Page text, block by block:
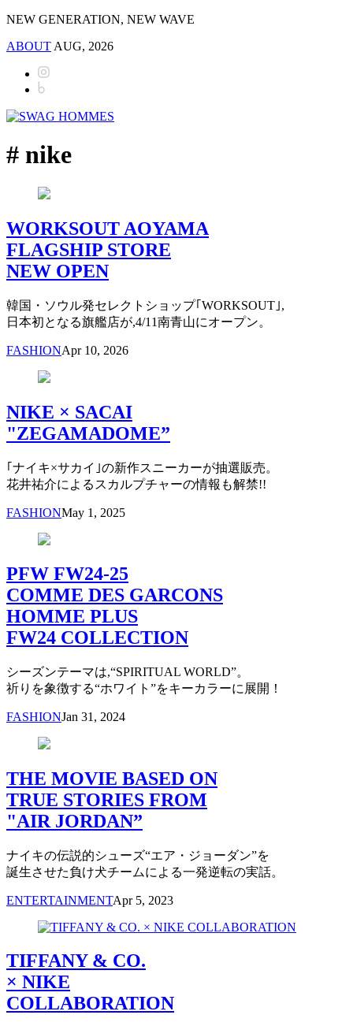
NEW GENERATION, NEW WAVE
ABOUT AUG, 2026
# nike
WORKSOUT AOYAMA
FLAGSHIP STORE
NEW OPEN
韓国・ソウル発セレクトショップ｢WORKSOUT｣,
日本初となる旗艦店が,4/11南青山にオープン。
FASHIONApr 10, 2026
NIKE × SACAI
"ZEGAMADOME”
｢ナイキ×サカイ｣の新作スニーカーが抽選販売。
花井祐介によるスカルプチャーの情報も解禁!!
FASHIONMay 1, 2025
PFW FW24-25
COMME DES GARCONS
HOMME PLUS
FW24 COLLECTION
シーズンテーマは,“SPIRITUAL WORLD”。
祈りを象徴する“ホワイト”をキーカラーに展開！
FASHIONJan 31, 2024
THE MOVIE BASED ON
TRUE STORIES FROM
"AIR JORDAN”
ナイキの伝説的シューズ“エア・ジョーダン”を
誕生させた負け犬チームによる一発逆転の実話。
ENTERTAINMENTApr 5, 2023
TIFFANY & CO.
× NIKE
COLLABORATION